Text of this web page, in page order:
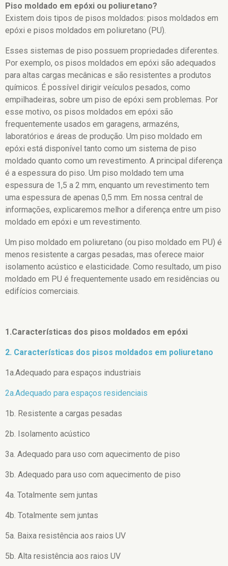
Piso moldado em epóxi ou poliuretano?
Existem dois tipos de pisos moldados: pisos moldados em
epóxi e pisos moldados em poliuretano (PU).
Esses sistemas de piso possuem propriedades diferentes.
Por exemplo, os pisos moldados em epóxi são adequados
para altas cargas mecânicas e são resistentes a produtos
químicos. É possível dirigir veículos pesados, como
empilhadeiras, sobre um piso de epóxi sem problemas. Por
esse motivo, os pisos moldados em epóxi são
frequentemente usados ​​em garagens, armazéns,
laboratórios e áreas de produção. Um piso moldado em
epóxi está disponível tanto como um sistema de piso
moldado quanto como um revestimento. A principal diferença
é a espessura do piso. Um piso moldado tem uma
espessura de 1,5 a 2 mm, enquanto um revestimento tem
uma espessura de apenas 0,5 mm. Em nossa central de
informações, explicaremos melhor a diferença entre um piso
moldado em epóxi e um revestimento.
Um piso moldado em poliuretano (ou piso moldado em PU) é
menos resistente a cargas pesadas, mas oferece maior
isolamento acústico e elasticidade. Como resultado, um piso
moldado em PU é frequentemente usado em residências ou
edifícios comerciais.
1.Características dos pisos moldados em epóxi
2. Características dos pisos moldados em poliuretano
1a.Adequado para espaços industriais
2a.Adequado para espaços residenciais
1b. Resistente a cargas pesadas
2b. Isolamento acústico
3a. Adequado para uso com aquecimento de piso
3b. Adequado para uso com aquecimento de piso
4a. Totalmente sem juntas
4b. Totalmente sem juntas
5a. Baixa resistência aos raios UV
5b. Alta resistência aos raios UV